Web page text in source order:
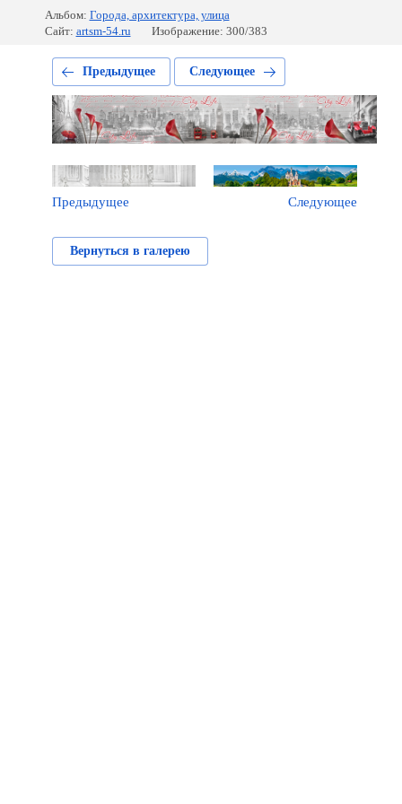
Альбом: Города, архитектура, улица
Сайт: artsm-54.ru Изображение: 300/383
Предыдущее Следующее
Предыдущее Следующее
Вернуться в галерею